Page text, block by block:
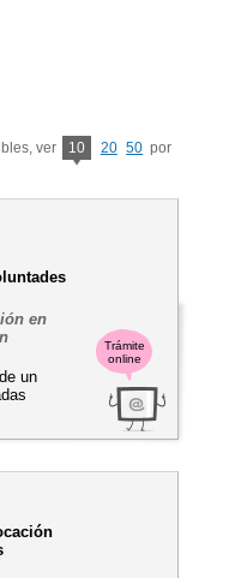
ver 10 20 50 por
Trámite
online
en
un